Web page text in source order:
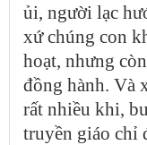
ủi, người lạc
xứ chúng con
hoạt, nhưng
đồng hành. Và
rất nhiều khi,
truyền giáo chỉ